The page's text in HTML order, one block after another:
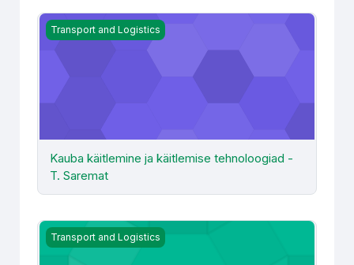
Kauba käitlemine ja käitlemise tehnoloogiad - T. Saremat
Transport and Logistics
Kauba käitlemine ja käitlemise tehnoloogiad -
T. Saremat
Kaubaveo alused ja veoseohtus (TLM485) - Kaug - T.
Transport and Logistics